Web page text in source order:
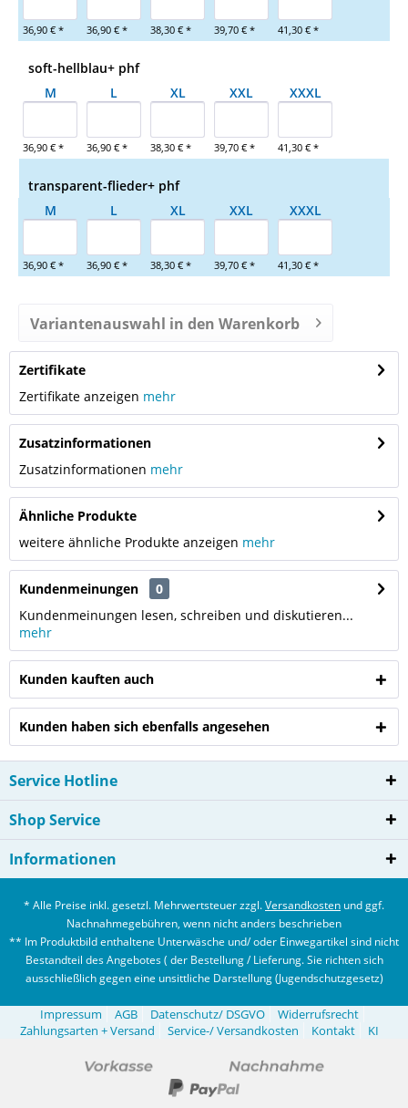
36,90 € * 36,90 € * 38,30 € * 39,70 € * 41,30 € *
soft-hellblau+ phf
M
36,90 € *
L
36,90 € *
XL
38,30 € *
XXL
39,70 € *
XXXL
41,30 € *
transparent-flieder+ phf
M
36,90 € *
L
36,90 € *
XL
38,30 € *
XXL
39,70 € *
XXXL
41,30 € *
Variantenauswahl in den Warenkorb
Zertifikate
Zertifikate anzeigen mehr
Zusatzinformationen
Zusatzinformationen mehr
Ähnliche Produkte
weitere ähnliche Produkte anzeigen mehr
Kundenmeinungen
0
Kundenmeinungen lesen, schreiben und diskutieren...
mehr
Kunden kauften auch
Kunden haben sich ebenfalls angesehen
Service Hotline
Shop Service
Informationen
* Alle Preise inkl. gesetzl. Mehrwertsteuer zzgl.Versandkosten und ggf.
Nachnahmegebühren, wenn nicht anders beschrieben
** Im Produktbild enthaltene Unterwäsche und/ oder Einwegartikel sind nicht
Bestandteil des Angebotes ( der Bestellung / Lieferung. Sie richten sich
ausschließlich gegen eine unsittliche Darstellung (Jugendschutzgesetz)
Impressum AGB Datenschutz/ DSGVO
Widerrufsrecht
Zahlungsarten + Versand
Service-/ Versandkosten Kontakt KI